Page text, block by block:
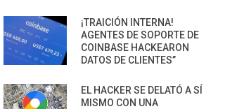
¡TRAICIÓN INTERNA!
AGENTES DE SOPORTE DE
COINBASE HACKEARON
DATOS DE CLIENTES”
EL HACKER SE DELATÓ A SÍ
MISMO CON UNA